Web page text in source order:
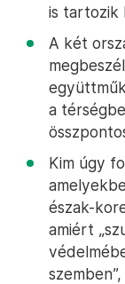
is tartozik
A két
a
Kim úgy
észak-
amiért